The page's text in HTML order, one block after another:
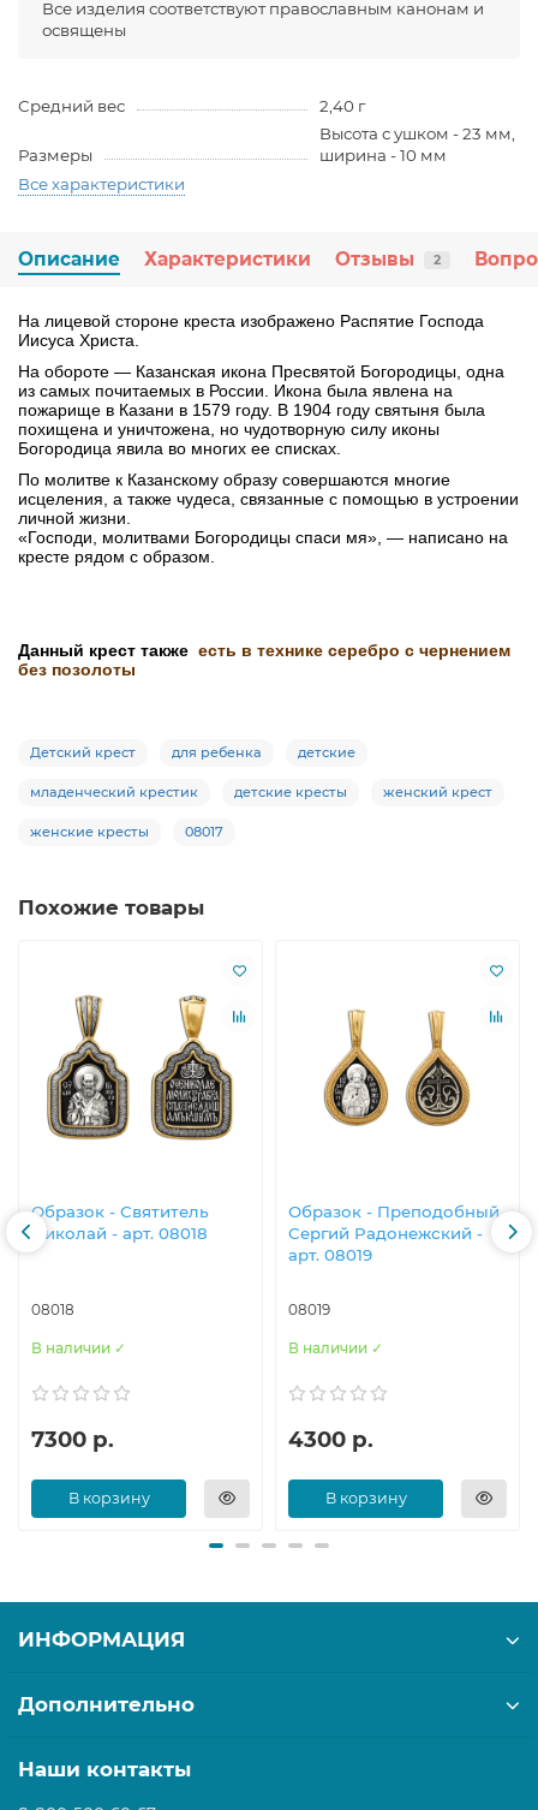
Все изделия соответствуют православным канонам и
освящены
Средний вес 2,40 г
Размеры
Высота с ушком - 23 мм,
ширина - 10 мм
Все характеристики
Описание Характеристики Отзывы 2
На лицевой стороне креста изображено Распятие Господа
Иисуса Христа.
На обороте — Казанская икона Пресвятой Богородицы, одна
из самых почитаемых в России. Икона была явлена на
пожарище в Казани в 1579 году. В 1904 году святыня была
похищена и уничтожена, но чудотворную силу иконы
Богородица явила во многих ее списках.
По молитве к Казанскому образу совершаются многие
исцеления, а также чудеса, связанные с помощью в устроении
личной жизни.
«Господи, молитвами Богородицы спаси мя», — написано на
кресте рядом с образом.
Данный крест также есть в технике серебро с чернением
без позолоты
Детский крест для ребенка детские
младенческий крестик детские кресты женский крест
женские кресты 08017
Похожие товары
Образок - Святитель
Николай - арт. 08018
08018
В наличии ✓
7300 р.
В корзину
Образок - Преподобный​
Сергий Радонежский​ -
арт. 08019
08019
В наличии ✓
4300 р.
В корзину
ИНФОРМАЦИЯ
Дополнительно
Наши контакты